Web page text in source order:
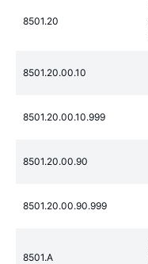
8501.20
8501.20.00.10
8501.20.00.10.999
8501.20.00.90
8501.20.00.90.999
8501.A